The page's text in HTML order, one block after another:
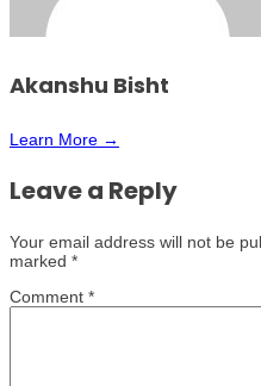
Akanshu Bisht
Learn More →
Leave a Reply
Your email address will not be
marked *
Comment *